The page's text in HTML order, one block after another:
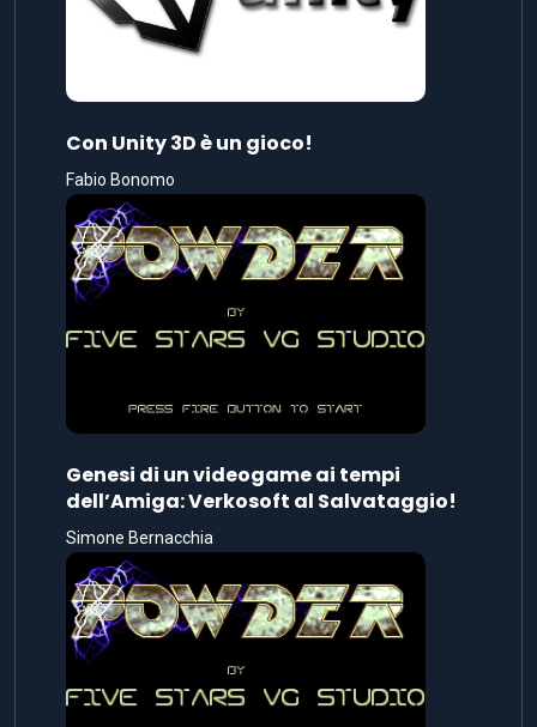
Con Unity 3D è un gioco!
Fabio Bonomo
Genesi di un videogame ai tempi
dell’Amiga: Verkosoft al Salvataggio!
Simone Bernacchia